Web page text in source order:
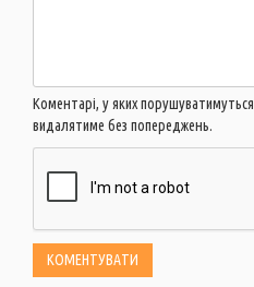
Коментарі, у яких порушуватимуться
видалятиме без попереджень.